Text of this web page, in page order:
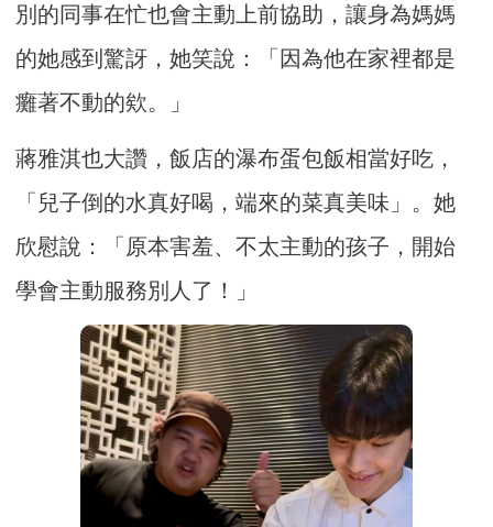
別的同事在忙也會主動上前協助，讓身為媽媽
的她感到驚訝，她笑說：「因為他在家裡都是
癱著不動的欸。」
蔣雅淇也大讚，飯店的瀑布蛋包飯相當好吃，
「兒子倒的水真好喝，端來的菜真美味」。她
欣慰說：「原本害羞、不太主動的孩子，開始
學會主動服務別人了！」